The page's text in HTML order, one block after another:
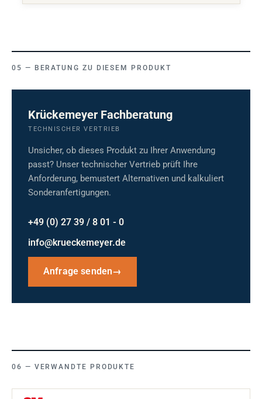
BERATUNG ZU DIESEM PRODUKT
Krückemeyer Fachberatung
TECHNISCHER VERTRIEB
Unsicher, ob dieses Produkt zu Ihrer Anwendung
passt? Unser technischer Vertrieb prüft Ihre
Anforderung, bemustert Alternativen und kalkuliert
Sonderanfertigungen.
+49 (0) 27 39 / 8 01 - 0
info@krueckemeyer.de
Anfrage senden→
VERWANDTE PRODUKTE